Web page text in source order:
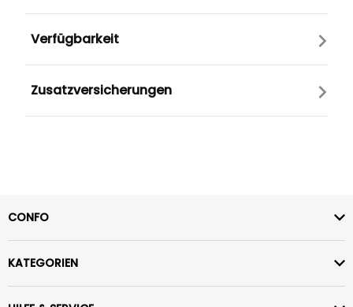
Verfügbarkeit
Zusatzversicherungen
CONFO
KATEGORIEN